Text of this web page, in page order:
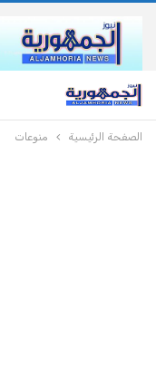
الصفحة الرئيسية منوعات